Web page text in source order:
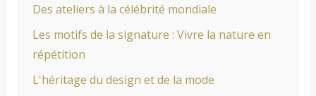
Des ateliers à la célébrité mondiale
Les motifs de la signature : Vivre la nature en
répétition
L'héritage du design et de la mode